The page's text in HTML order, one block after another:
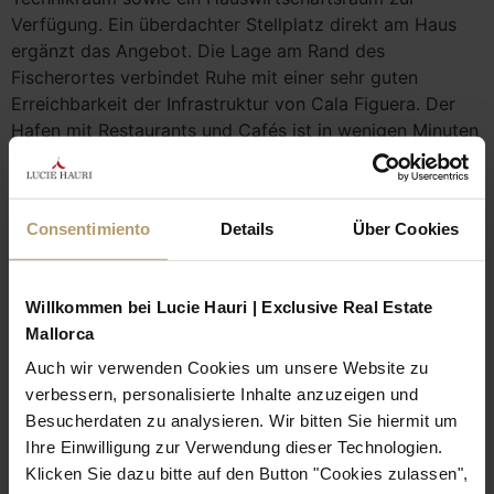
Consentimiento Details Über Cookies
Willkommen bei Lucie Hauri | Exclusive Real Estate
Mallorca
Auch wir verwenden Cookies um unsere Website zu
verbessern, personalisierte Inhalte anzuzeigen und
Besucherdaten zu analysieren. Wir bitten Sie hiermit um
Ihre Einwilligung zur Verwendung dieser Technologien.
Klicken Sie dazu bitte auf den Button "Cookies zulassen",
Verfügung. Ein überdachter Stellplatz direkt am Haus
ergänzt das Angebot. Die Lage am Rand des
Fischerortes verbindet Ruhe mit einer sehr guten
Erreichbarkeit der Infrastruktur von Cala Figuera. Der
Hafen mit Restaurants und Cafés ist in wenigen Minuten
zu Fuß erreichbar. Mehrere Badebuchten, darunter Cala
Mondragó, S’Amarador und Cala Santanyí, liegen nur
sowie weitere Küstenorte im Südosten der Insel sind gut
angebunden. Damit bietet diese Villa einen idealen
Mallorcas.
VILLA MIT POOL, DACHTERRASSE UND WEITBLICK
IN CALA FIGUERA